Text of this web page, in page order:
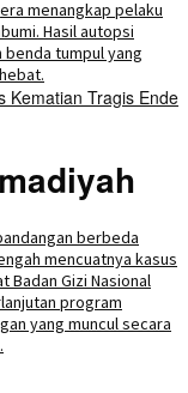
Kematian Tragis Ende